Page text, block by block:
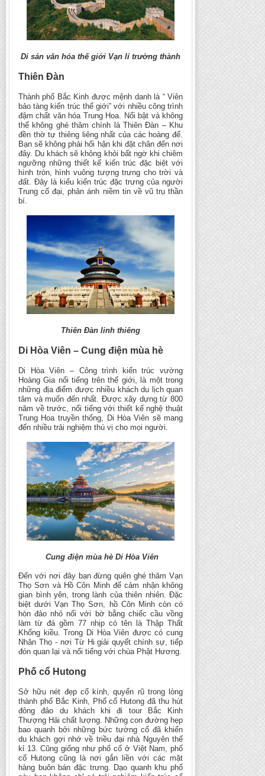
Di sản văn hóa thế giới Vạn lí trường thành
Thiên Đàn
Thành phố Bắc Kinh được mệnh danh là “ Viên
bảo tàng kiến trúc thế giới” với nhiều công trình
đậm chất văn hóa Trung Hoa. Nổi bật và không
thể không ghé thăm chính là Thiên Đàn – Khu
đền thờ tự thiêng liêng nhất của các hoàng đế.
Bạn sẽ không phải hối hận khi đặt chân đến nơi
đây. Du khách sẽ không khỏi bất ngờ khi chiêm
ngưỡng những thiết kế kiến trúc đặc biệt với
hình tròn, hình vuông tượng trưng cho trời và
đất. Đây là kiểu kiến trúc đặc trưng của người
Trung cổ đại, phản ánh niềm tin về vũ trụ thần
bí.
Thiên Đàn linh thiêng
Di Hòa Viên – Cung điện mùa hè
Di Hòa Viên – Công trình kiến trúc vường
Hoàng Gia nổi tiếng trên thế giới, là một trong
những địa điểm được nhiều khách du lịch quan
tâm và muốn đến nhất. Được xây dựng từ 800
năm về trước, nổi tiếng với thiết kế nghệ thuật
Trung Hoa truyền thống, Di Hòa Viên sẽ mang
đến nhiều trải nghiệm thú vị cho mọi người.
Cung điện mùa hè Di Hòa Viên
Đến với nơi đây bạn đừng quên ghé thăm Vạn
Thọ Sơn và Hồ Côn Minh để cảm nhận không
gian bình yên, trong lành của thiên nhiên. Đặc
biệt dưới Vạn Thọ Sơn, hồ Côn Minh còn có
hòn đảo nhỏ nối với bờ bằng chiếc cầu vồng
làm từ đá gồm 77 nhịp có tên là Thập Thất
Khổng kiều. Trong Di Hòa Viên được có cung
Nhân Thọ - nơi Từ Hi giải quyết chính sự, tiếp
đón quan lại và nổi tiếng với chùa Phật Hương.
Phố cổ Hutong
Sở hữu nét đẹp cổ kính, quyến rũ trong lòng
thành phố Bắc Kinh, Phố cổ Hutong đã thu hút
đông đảo du khách khi đi tour Bắc Kinh
Thượng Hải chất lượng. Những con đường hẹp
bao quanh bởi những bức tường cổ đã khiến
du khách gợi nhớ về triều đại nhà Nguyên thế
kỉ 13. Cũng giống như phố cổ ở Việt Nam, phố
cổ Hutong cũng là nơi gắn liền với các mặt
hàng buôn bán đặc trưng. Dạo quanh khu phố